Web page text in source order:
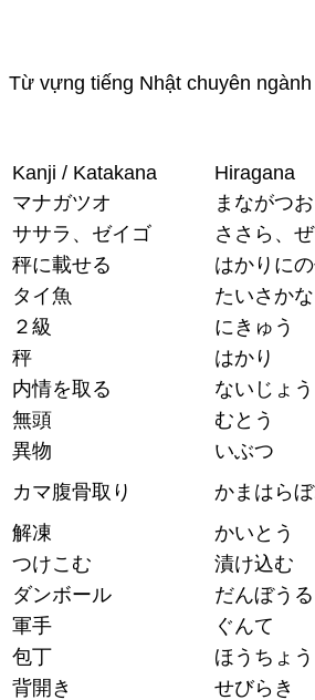
Từ vựng tiếng Nhật chuyên
Kanji / Katakana Hiragana
マナガツオ
まながつお
ササラ、ゼイゴ
ささら、
秤に載せる
はかりに
タイ魚
たいさかな
２級
にきゅう
秤
はかり
内情を取る
ないじょ
無頭
むとう
異物
いぶつ
カマ腹骨取り
かまはら
解凍
かいとう
つけこむ
漬け込む
ダンボール
だんぼうる
軍手
ぐんて
包丁
ほうちょう
背開き
せびらき